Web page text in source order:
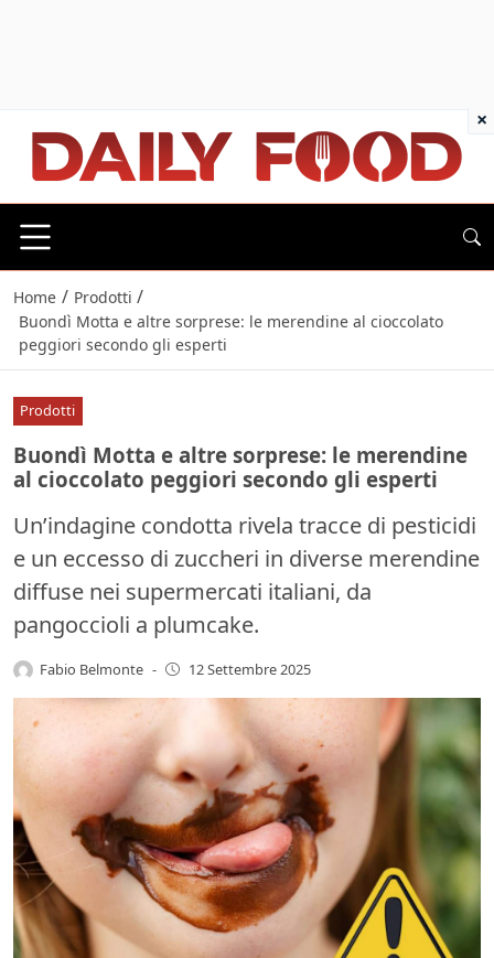
Home / Prodotti /
Buondì Motta e altre sorprese: le merendine al cioccolato
peggiori secondo gli esperti
Prodotti
Buondì Motta e altre sorprese: le merendine
al cioccolato peggiori secondo gli esperti
Un’indagine condotta rivela tracce di pesticidi
e un eccesso di zuccheri in diverse merendine
diffuse nei supermercati italiani, da
pangoccioli a plumcake.
Fabio Belmonte - 12 Settembre 2025
×